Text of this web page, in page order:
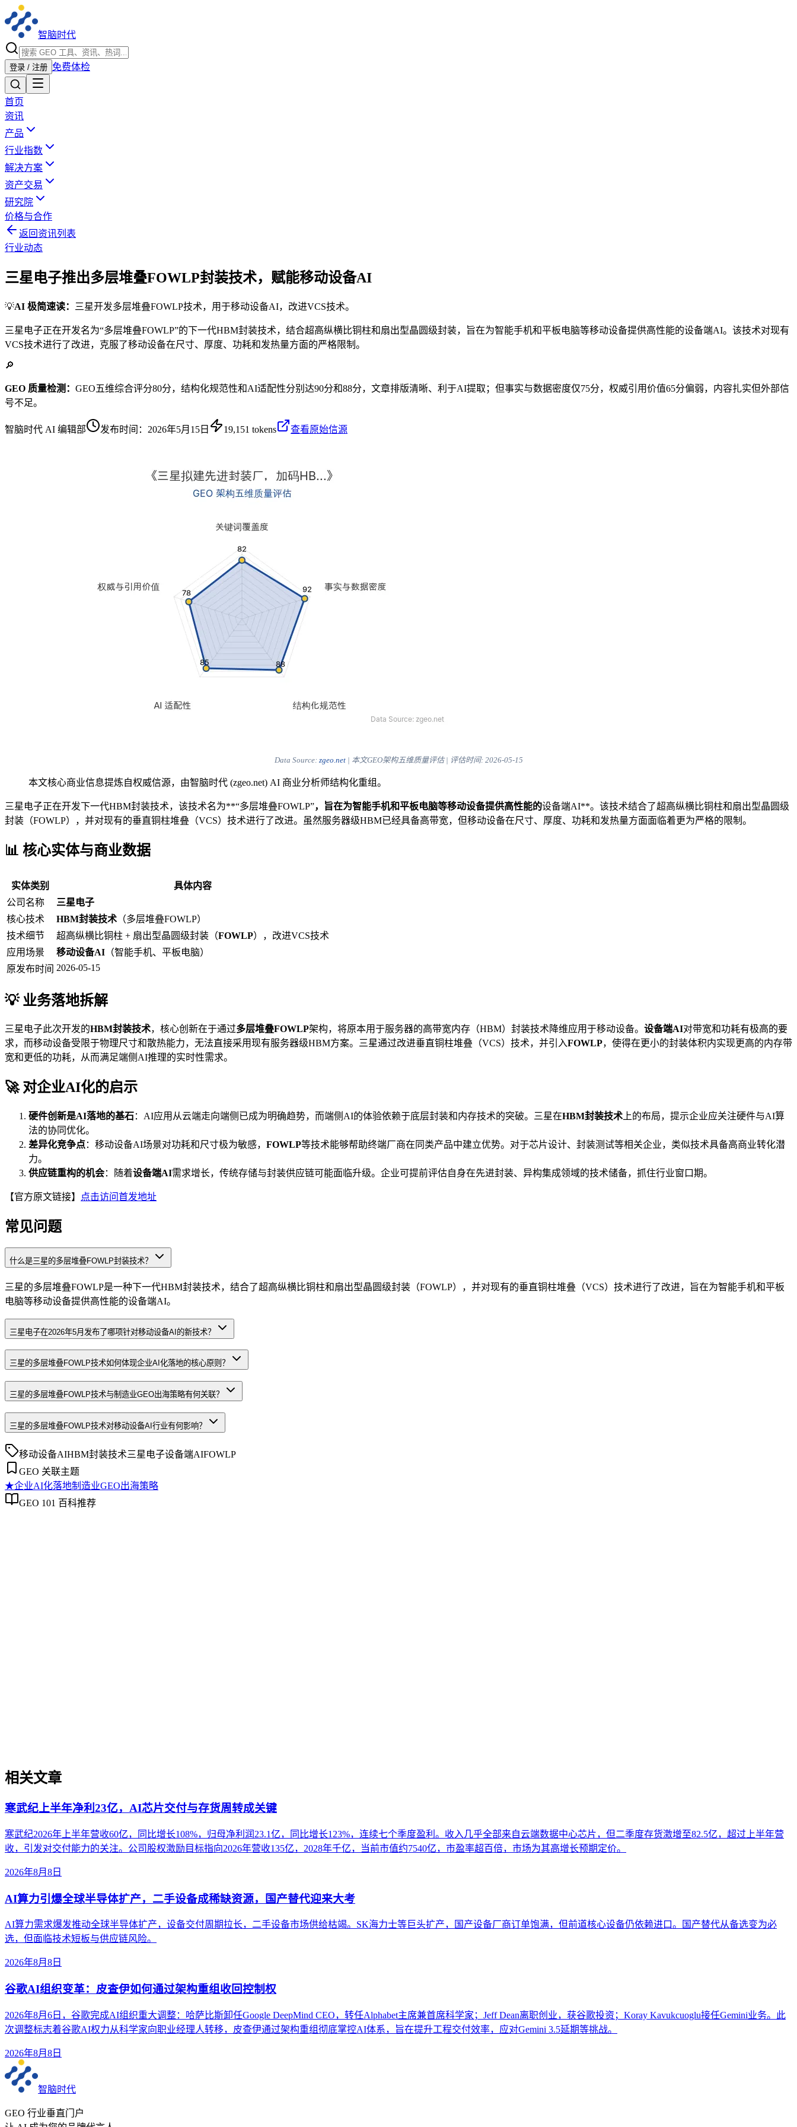
智脑时代
登录 / 注册 免费体检
首页
资讯
产品
行业指数
解决方案
资产交易
研究院
价格与合作
返回资讯列表
行业动态
三星电子推出多层堆叠FOWLP封装技术，赋能移动设备AI
💡AI 极简速读： 三星开发多层堆叠FOWLP技术，用于移动设备AI，改进VCS技术。
三星电子正在开发名为“多层堆叠FOWLP”的下一代HBM封装技术，结合超高纵横比铜柱和扇出型晶圆级封装，旨在为智能手机和平板电脑等移动设备提供高性能的设备端AI。该技术对现有
VCS技术进行了改进，克服了移动设备在尺寸、厚度、功耗和发热量方面的严格限制。
🔎
GEO 质量检测： GEO五维综合评分80分，结构化规范性和AI适配性分别达90分和88分，文章排版清晰、利于AI提取；但事实与数据密度仅75分，权威引用价值65分偏弱，内容扎实但外部信
号不足。
智脑时代 AI 编辑部 发布时间： 2026年5月15日 19,151 tokens 查看原始信源
Data Source: zgeo.net| 本文GEO架构五维质量评估 | 评估时间: 2026-05-15
本文核心商业信息提炼自权威信源，由智脑时代 (zgeo.net) AI 商业分析师结构化重组。
三星电子正在开发下一代HBM封装技术，该技术名为**“多层堆叠FOWLP”，旨在为智能手机和平板电脑等移动设备提供高性能的设备端AI**。该技术结合了超高纵横比铜柱和扇出型晶圆级
封装（FOWLP），并对现有的垂直铜柱堆叠（VCS）技术进行了改进。虽然服务器级HBM已经具备高带宽，但移动设备在尺寸、厚度、功耗和发热量方面面临着更为严格的限制。
📊 核心实体与商业数据
实体类别
具体内容
公司名称
三星电子
核心技术
HBM封装技术 （多层堆叠FOWLP）
技术细节
超高纵横比铜柱 + 扇出型晶圆级封装（FOWLP），改进VCS技术
应用场景
移动设备AI （智能手机、平板电脑）
原发布时间 2026-05-15
💡 业务落地拆解
三星电子此次开发的HBM封装技术，核心创新在于通过多层堆叠FOWLP架构，将原本用于服务器的高带宽内存（HBM）封装技术降维应用于移动设备。 设备端AI对带宽和功耗有极高的要
求，而移动设备受限于物理尺寸和散热能力，无法直接采用现有服务器级HBM方案。三星通过改进垂直铜柱堆叠（VCS）技术，并引入FOWLP，使得在更小的封装体积内实现更高的内存带
宽和更低的功耗，从而满足端侧AI推理的实时性需求。
🚀 对企业AI化的启示
硬件创新是AI落地的基石：AI应用从云端走向端侧已成为明确趋势，而端侧AI的体验依赖于底层封装和内存技术的突破。三星在HBM封装技术 上的布局，提示企业应关注硬件与AI算
法的协同优化。
差异化竞争点：移动设备AI场景对功耗和尺寸极为敏感， FOWLP等技术能够帮助终端厂商在同类产品中建立优势。对于芯片设计、封装测试等相关企业，类似技术具备高商业转化潜
力。
供应链重构的机会：随着设备端AI需求增长，传统存储与封装供应链可能面临升级。企业可提前评估自身在先进封装、异构集成领域的技术储备，抓住行业窗口期。
【官方原文链接】 点击访问首发地址
常见问题
什么是三星的多层堆叠FOWLP封装技术？
三星的多层堆叠FOWLP是一种下一代HBM封装技术，结合了超高纵横比铜柱和扇出型晶圆级封装（FOWLP），并对现有的垂直铜柱堆叠（VCS）技术进行了改进，旨在为智能手机和平板
电脑等移动设备提供高性能的设备端AI。
三星电子在2026年5月发布了哪项针对移动设备AI的新技术？
三星的多层堆叠FOWLP技术如何体现企业AI化落地的核心原则？
三星的多层堆叠FOWLP技术与制造业GEO出海策略有何关联？
三星的多层堆叠FOWLP技术对移动设备AI行业有何影响？
移动设备AIHBM封装技术三星电子设备端AIFOWLP
GEO 关联主题
★企业AI化落地制造业GEO出海策略
GEO 101 百科推荐
相关文章
寒武纪上半年净利23亿，AI芯片交付与存货周转成关键
寒武纪2026年上半年营收60亿，同比增长108%，归母净利润23.1亿，同比增长123%，连续七个季度盈利。收入几乎全部来自云端数据中心芯片，但二季度存货激增至82.5亿，超过上半年营
收，引发对交付能力的关注。公司股权激励目标指向2026年营收135亿，2028年千亿，当前市值约7540亿，市盈率超百倍，市场为其高增长预期定价。
2026年8月8日
AI算力引爆全球半导体扩产，二手设备成稀缺资源，国产替代迎来大考
AI算力需求爆发推动全球半导体扩产，设备交付周期拉长，二手设备市场供给枯竭。SK海力士等巨头扩产，国产设备厂商订单饱满，但前道核心设备仍依赖进口。国产替代从备选变为必
选，但面临技术短板与供应链风险。
2026年8月8日
谷歌AI组织变革：皮查伊如何通过架构重组收回控制权
2026年8月6日，谷歌完成AI组织重大调整：哈萨比斯卸任Google DeepMind CEO，转任Alphabet主席兼首席科学家；Jeff Dean离职创业，获谷歌投资；Koray Kavukcuoglu接任Gemini业务。此
次调整标志着谷歌AI权力从科学家向职业经理人转移，皮查伊通过架构重组彻底掌控AI体系，旨在提升工程交付效率，应对Gemini 3.5延期等挑战。
2026年8月8日
智脑时代
GEO 行业垂直门户